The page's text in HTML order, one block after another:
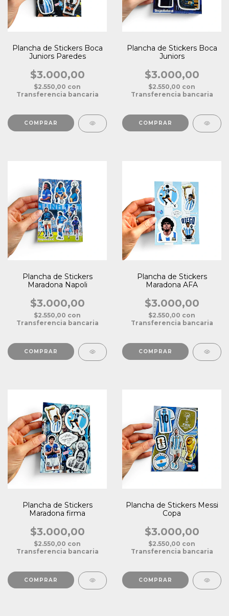
Plancha de Stickers Boca
Juniors Paredes
$3.000,00
$2.550,00 con
Transferencia bancaria
Plancha de Stickers Boca
Juniors
$3.000,00
$2.550,00 con
Transferencia bancaria
Plancha de Stickers
Maradona Napoli
$3.000,00
$2.550,00 con
Transferencia bancaria
Plancha de Stickers
Maradona AFA
$3.000,00
$2.550,00 con
Transferencia bancaria
Plancha de Stickers
Maradona firma
$3.000,00
$2.550,00 con
Transferencia bancaria
Plancha de Stickers Messi
Copa
$3.000,00
$2.550,00 con
Transferencia bancaria